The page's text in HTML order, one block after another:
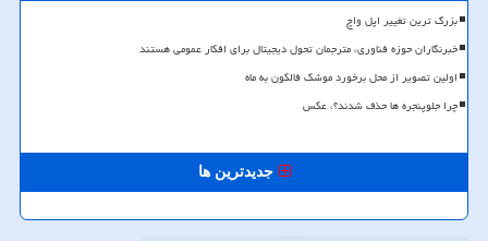
بزرگ ترین تغییر اپل واچ
خبرنگاران حوزه فناوری، مترجمان تحول دیجیتال برای افکار عمومی هستند
اولین تصویر از محل برخورد موشک فالکون به ماه
چرا جلوپنجره ها حذف شدند؟، عکس
جدیدترین ها